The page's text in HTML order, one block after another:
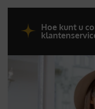
Hoe kunt u